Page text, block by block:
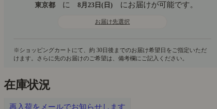
東京都 に 8月23日(日) にお届けが可能です。
お届け先選択
在庫状況
再入荷をメールでお知らせします